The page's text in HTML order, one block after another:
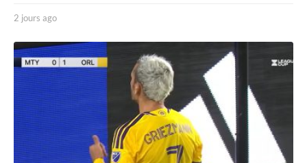
2 jours ago
o
u
r
a
g
o